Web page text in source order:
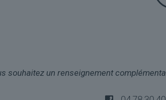
souhaitez un renseignement